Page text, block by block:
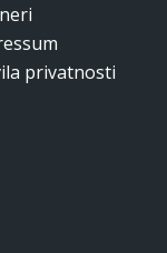
privatnosti